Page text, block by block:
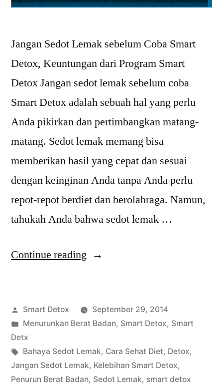
Jangan Sedot Lemak sebelum Coba Smart
Detox, Keuntungan dari Program Smart
Detox Jangan sedot lemak sebelum coba
Smart Detox adalah sebuah hal yang perlu
Anda pikirkan dan pertimbangkan matang-
matang. Sedot lemak memang bisa
memberikan hasil yang cepat dan sesuai
dengan keinginan Anda tanpa Anda perlu
repot-repot berdiet dan berolahraga. Namun,
tahukah Anda bahwa sedot lemak …
Continue reading “Jangan
Sebelum
Smart
Detox
Posted
by
Smart Detox
September 29, 2014
Posted
in
Menurunkan Berat Badan, Smart Detox, Smart
Detx
Tags:
Bahaya Sedot Lemak, Cara Sehat Diet, Detox,
Jangan Sedot Lemak, Kelebihan Smart Detox,
Penurun Berat Badan, Sedot Lemak, smart detox